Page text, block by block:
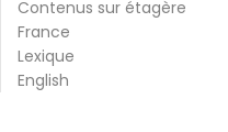
Contenus sur étagère
France
Lexique
English